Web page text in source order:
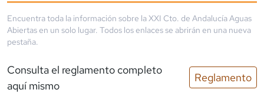
Encuentra toda la información sobre laXXI Cto. de Andalucía Aguas
Abiertas en un solo lugar. Todos los enlaces se abrirán en una nueva
pestaña.
Consulta el reglamento completo
aquí mismo
Reglamento